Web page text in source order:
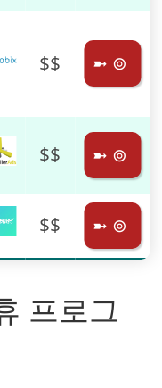
$$ ➼ ⊚
$$ ➼ ⊚
$$ ➼ ⊚
프로그